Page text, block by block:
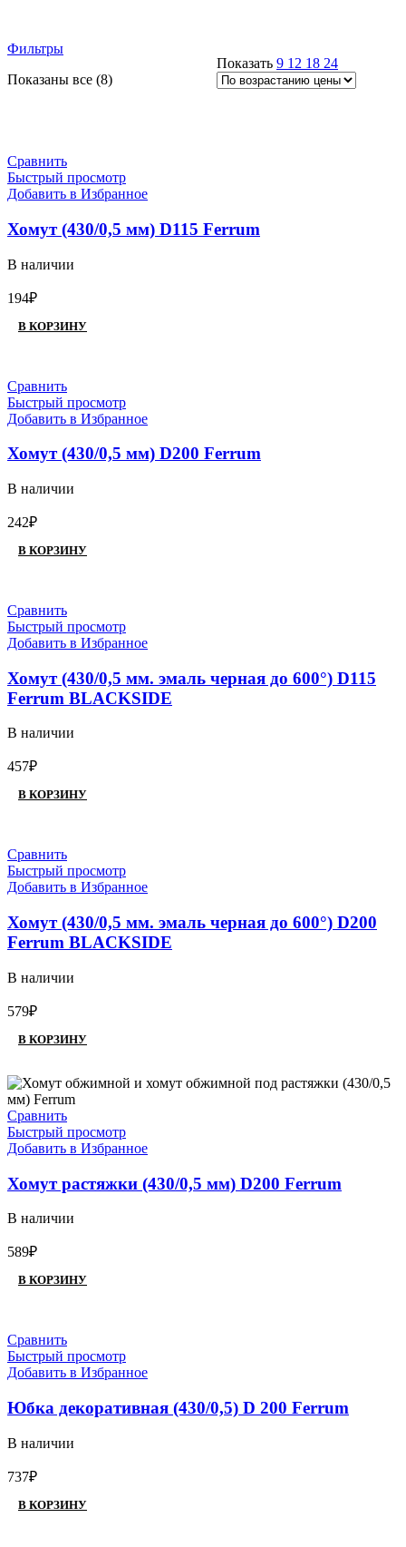
Фильтры
Показаны все (8)Цены:
Показать 9 12 18 24
Сравнить
Быстрый просмотр
Добавить в Избранное
Хомут (430/0,5 мм) D115 Ferrum
В наличии
194₽
В КОРЗИНУ
Сравнить
Быстрый просмотр
Добавить в Избранное
Хомут (430/0,5 мм) D200 Ferrum
В наличии
242₽
В КОРЗИНУ
Сравнить
Быстрый просмотр
Добавить в Избранное
Хомут (430/0,5 мм. эмаль черная до 600°) D115
Ferrum BLACKSIDE
В наличии
457₽
В КОРЗИНУ
Сравнить
Быстрый просмотр
Добавить в Избранное
Хомут (430/0,5 мм. эмаль черная до 600°) D200
Ferrum BLACKSIDE
В наличии
579₽
В КОРЗИНУ
Сравнить
Быстрый просмотр
Добавить в Избранное
Хомут растяжки (430/0,5 мм) D200 Ferrum
В наличии
589₽
В КОРЗИНУ
Сравнить
Быстрый просмотр
Добавить в Избранное
Юбка декоративная (430/0,5) D 200 Ferrum
В наличии
737₽
В КОРЗИНУ